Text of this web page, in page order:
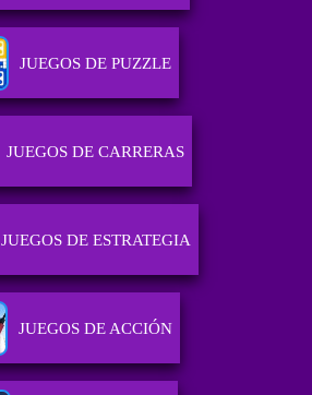
JUEGOS DE PUZZLE
JUEGOS DE CARRERAS
JUEGOS DE ESTRATEGIA
JUEGOS DE ACCIÓN